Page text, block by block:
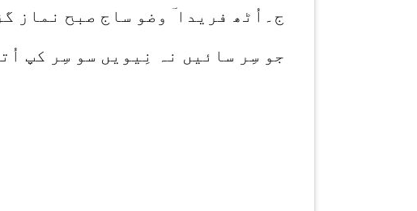
ج۔اُٹھ فریدا ؔ وضو ساج صبح نماز
جو سِر سائیں نہ نِیویں سو سِر کپ